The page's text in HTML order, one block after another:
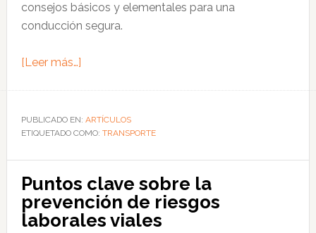
consejos básicos y elementales para una
conducción segura.
[Leer más…]acerca
de
organización
seguridad
de
los
PUBLICADO EN: ARTÍCULOS
ETIQUETADO COMO: TRANSPORTE
Puntos clave sobre la
prevención de riesgos
laborales viales